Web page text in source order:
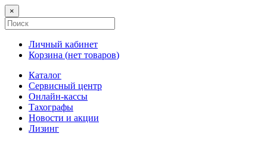
×
Личный кабинет
Корзина (нет товаров)
Каталог
Сервисный центр
Онлайн-кассы
Тахографы
Новости и акции
Лизинг